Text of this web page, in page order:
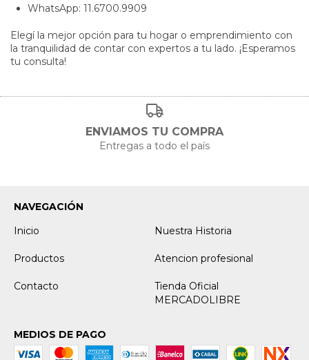
WhatsApp: 11.6700.9909
Elegí la mejor opción para tu hogar o emprendimiento con
la tranquilidad de contar con expertos a tu lado. ¡Esperamos
tu consulta!
ENVIAMOS TU COMPRA
Entregas a todo el país
NAVEGACIÓN
Inicio
Nuestra Historia
Productos Atencion profesional
Contacto
Tienda Oficial
MERCADOLIBRE
MEDIOS DE PAGO